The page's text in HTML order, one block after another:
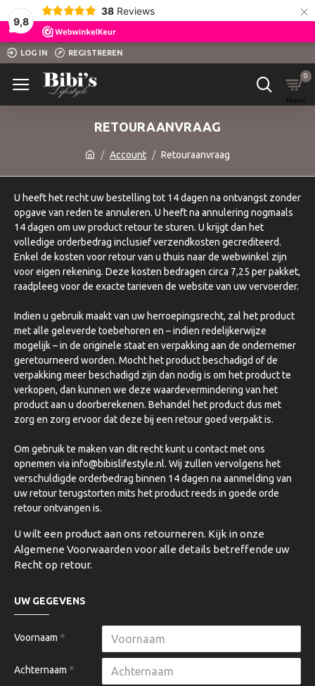
9,8
38 Reviews ×
LOG IN REGISTREREN
0
Account Retouraanvraag
RETOURAANVRAAG
U heeft het recht uw bestelling tot 14 dagen na ontvangst zonder
opgave van reden te annuleren. U heeft na annulering nogmaals
14 dagen om uw product retour te sturen. U krijgt dan het
volledige orderbedrag inclusief verzendkosten gecrediteerd.
Enkel de kosten voor retour van u thuis naar de webwinkel zijn
voor eigen rekening. Deze kosten bedragen circa 7,25 per pakket,
raadpleeg voor de exacte tarieven de website van uw vervoerder.
Indien u gebruik maakt van uw herroepingsrecht, zal het product
met alle geleverde toebehoren en – indien redelijkerwijze
mogelijk – in de originele staat en verpakking aan de ondernemer
geretourneerd worden. Mocht het product beschadigd of de
verpakking meer beschadigd zijn dan nodig is om het product te
verkopen, dan kunnen we deze waardevermindering van het
product aan u doorberekenen. Behandel het product dus met
zorg en zorg ervoor dat deze bij een retour goed verpakt is.
Om gebruik te maken van dit recht kunt u contact met ons
opnemen via info@bibislifestyle.nl. Wij zullen vervolgens het
verschuldigde orderbedrag binnen 14 dagen na aanmelding van
uw retour terugstorten mits het product reeds in goede orde
retour ontvangen is.
U wilt een product aan ons retourneren. Kijk in onze
Algemene Voorwaarden voor alle details betreffende uw
Recht op retour.
UW GEGEVENS
Voornaam
Achternaam